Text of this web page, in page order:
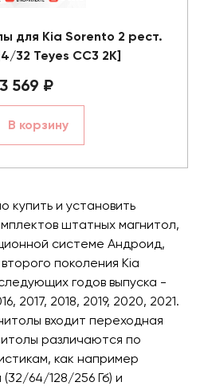
для Kia Sorento 2 рест.
32 Teyes CC3 2K]
569 ₽
В корзину
купить и установить
штатных магнитол,
системе Андроид,
поколения Kia
годов выпуска -
2017, 2018, 2019, 2020, 2021.
входит переходная
различаются по
как например
64/128/256 Гб) и